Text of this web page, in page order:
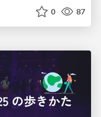
0 87